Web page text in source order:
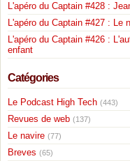
L'apéro du Captain #428 :
L'apéro du Captain #427 : Le
L'apéro du Captain #426 :
enfant
Catégories
Le Podcast High Tech (443)
Revues de web (137)
Le navire (77)
Breves (65)